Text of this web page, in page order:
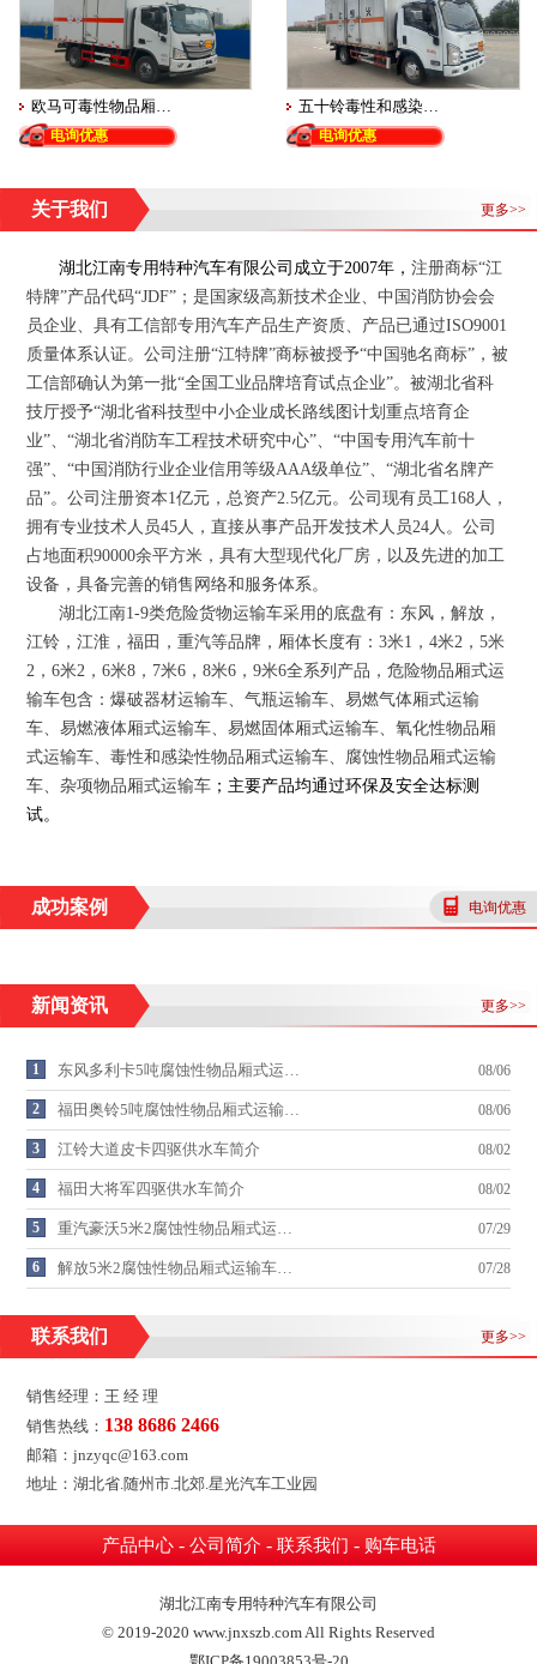
欧马可毒性物品厢…
电询优惠
五十铃毒性和感染…
电询优惠
关于我们 更多>>
湖北江南专用特种汽车有限公司 成立于2007年 ，注册商标“江
特牌”产品代码“JDF”；是国家级高新技术企业、中国消防协会会
员企业、具有工信部专用汽车产品生产资质、产品已通过ISO9001
质量体系认证。公司注册“江特牌”商标被授予“中国驰名商标”，被
工信部确认为第一批“全国工业品牌培育试点企业”。被湖北省科
技厅授予“湖北省科技型中小企业成长路线图计划重点培育企
业”、“湖北省消防车工程技术研究中心”、“中国专用汽车前十
强”、“中国消防行业企业信用等级AAA级单位”、“湖北省名牌产
品”。公司注册资本1亿元，总资产2.5亿元。公司现有员工168人，
拥有专业技术人员45人，直接从事产品开发技术人员24人。公司
占地面积90000余平方米，具有大型现代化厂房，以及先进的加工
设备，具备完善的销售网络和服务体系。
湖北江南1-9类危险货物运输车采用的底盘有：东风，解放，
江铃，江淮，福田，重汽等品牌，厢体长度有：3米1 ，4米2 ，5米
2 ，6米2 ，6米8 ， 7米6 ，8米6 ，9米6全系列产品，危险物品厢式运
输车包含：爆破器材运输车、气瓶运输车、易燃气体厢式运输
车、易燃液体厢式运输车、易燃固体厢式运输车、氧化性物品厢
式运输车、毒性和感染性物品厢式运输车、腐蚀性物品厢式运输
车、杂项物品厢式运输车 ； 主要产品均通过环保及安全达标测
试。
成功案例 电询优惠
新闻资讯 更多>>
1 东风多利卡5吨腐蚀性物品厢式运… 08/06
2 福田奥铃5吨腐蚀性物品厢式运输… 08/06
3 江铃大道皮卡四驱供水车简介 08/02
4 福田大将军四驱供水车简介 08/02
5 重汽豪沃5米2腐蚀性物品厢式运… 07/29
6 解放5米2腐蚀性物品厢式运输车… 07/28
联系我们 更多>>
销售经理：王 经 理
销售热线： 138 8686 2466
邮箱：jnzyqc@163.com
地址：湖北省.随州市.北郊.星光汽车工业园
产品中心- 公司简介 - 联系我们 - 购车电话
湖北江南专用特种汽车有限公司
© 2019-2020 www.jnxszb.com All Rights Reserved